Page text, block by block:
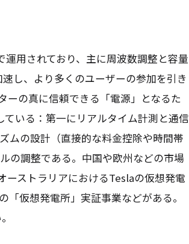
用されており、主に周波数調整と容量
し、より多くのユーザーの参加を引き
ーの真に信頼できる「電源」となるた
いる：第一にリアルタイム計測と通信
ムの設計（直接的な料金控除や時間帯
の調整である。中国や欧州などの市場
ーストラリアにおけるTeslaの仮想発電
仮想発電所」実証事業などがある。